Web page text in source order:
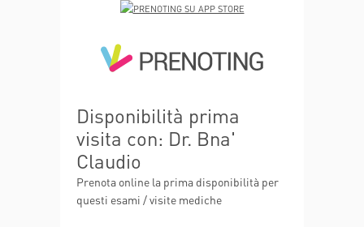
Disponibilità prima
visita con: Dr. Bna'
Claudio
Prenota online la prima disponibilità per
questi esami / visite mediche